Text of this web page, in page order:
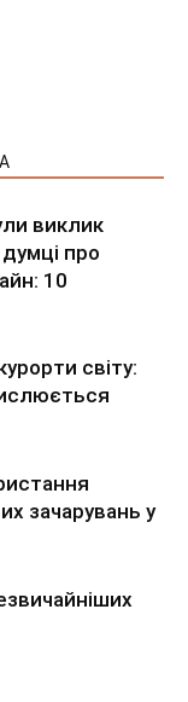
виклик
про
10
світу:
зачарувань у